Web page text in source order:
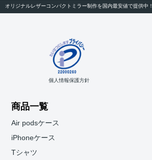
オリジナルレザーコンパクトミラー制作を国内最安値で提供中！
個人情報保護方針
商品一覧
Air podsケース
iPhoneケース
Tシャツ